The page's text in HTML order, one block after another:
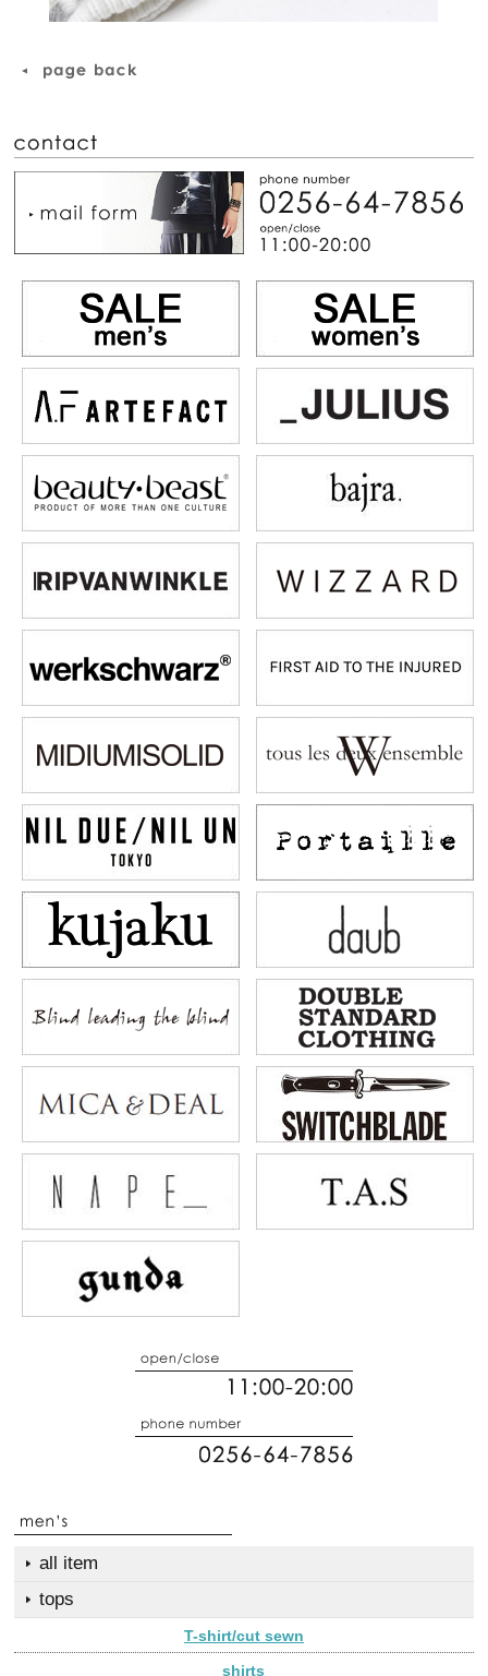
all item
tops
T-shirt/cut sewn
shirts